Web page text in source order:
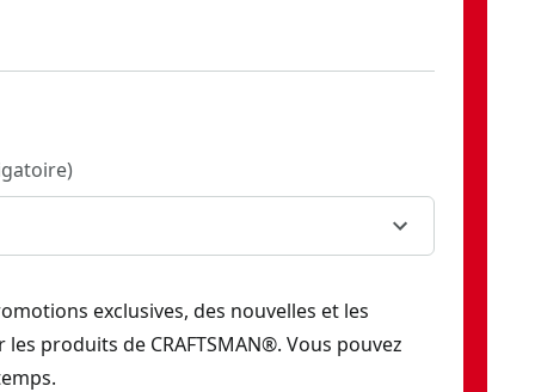
)
exclusives, des nouvelles et les
produits de CRAFTSMAN®. Vous pouvez